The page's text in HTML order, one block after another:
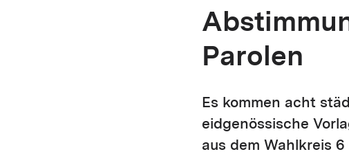
Parolen
Es kommen acht
eidgenössische
aus dem Wahlkreis